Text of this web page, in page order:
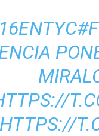
HTTPS://